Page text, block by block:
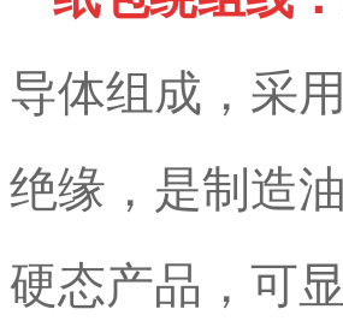
导体组成，采
绝缘，是制造
硬态产品，可